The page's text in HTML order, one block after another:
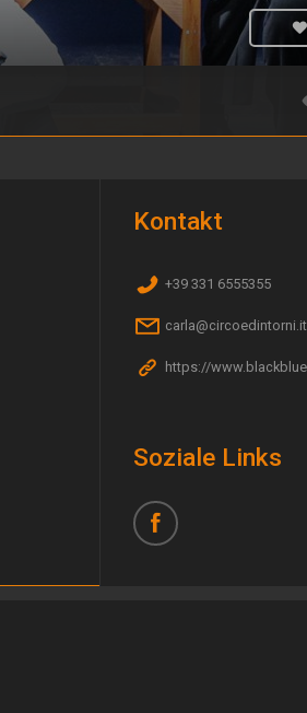
Kontakt
+39 331 6555355
carla@circoedintorni.it
https://
Soziale Links